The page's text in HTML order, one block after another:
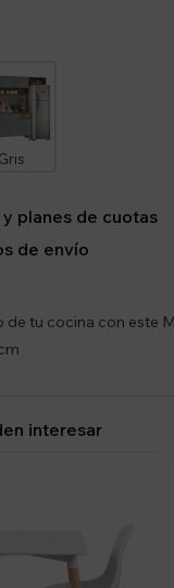
Gris
planes de cuotas
de envío
de tu cocina con este
interesar